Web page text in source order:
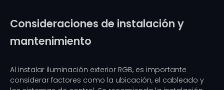
Consideraciones de instalación y
mantenimiento
Al instalar iluminación exterior RGB, es importante
considerar factores como la ubicación, el cableado y